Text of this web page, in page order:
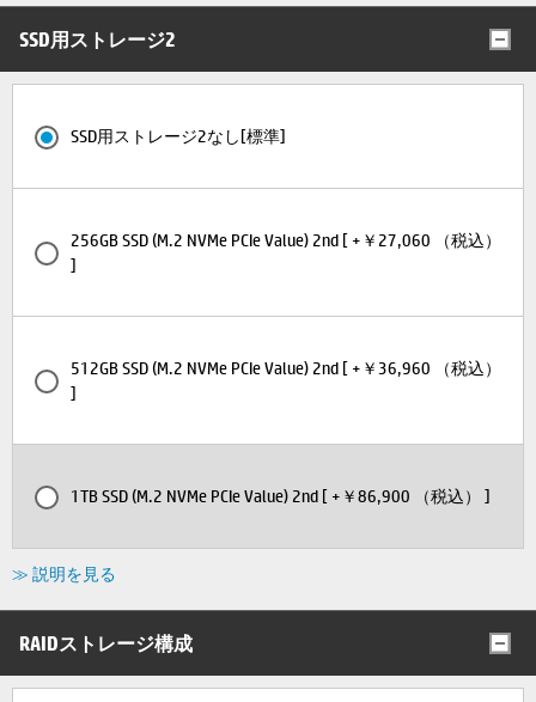
SSD用ストレージ2
SSD用ストレージ2なし[標準]
256GB SSD (M.2 NVMe PCIe Value) 2nd [ +￥27,060 （税込）
]
512GB SSD (M.2 NVMe PCIe Value) 2nd [ +￥36,960 （税込）
]
1TB SSD (M.2 NVMe PCIe Value) 2nd [ +￥86,900 （税込） ]
≫ 説明を見る
RAIDストレージ構成